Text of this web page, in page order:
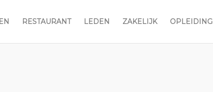
RESTAURANT LEDEN ZAKELIJK OPLEIDING